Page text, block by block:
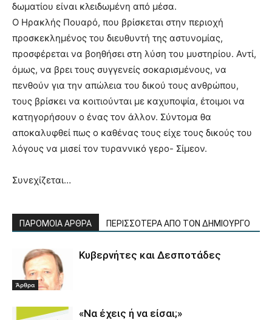
δωματίου είναι κλειδωμένη από μέσα.
Ο Ηρακλής Πουαρό, που βρίσκεται στην περιοχή
προσκεκλημένος του διευθυντή της αστυνομίας,
προσφέρεται να βοηθήσει στη λύση του μυστηρίου. Αντί,
όμως, να βρει τους συγγενείς σοκαρισμένους, να
πενθούν για την απώλεια του δικού τους ανθρώπου,
τους βρίσκει να κοιτιούνται με καχυποψία, έτοιμοι να
κατηγορήσουν ο ένας τον άλλον. Σύντομα θα
αποκαλυφθεί πως ο καθένας τους είχε τους δικούς του
λόγους να μισεί τον τυραννικό γερο- Σίμεον.
Συνεχίζεται…
ΠΑΡΟΜΟΙΑ ΑΡΘΡΑ ΠΕΡΙΣΣΟΤΕΡΑ ΑΠΟ ΤΟΝ ΔΗΜΙΟΥΡΓΟ
Άρθρα
Κυβερνήτες και Δεσποτάδες
«Να έχεις ή να είσαι;»